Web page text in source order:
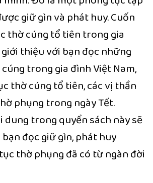
giữ gìn và phát huy. Cuốn
thờ cúng tổ tiên trong gia
thiệu với bạn đọc những
trong gia đình Việt Nam,
thờ cúng tổ tiên, các vị thần
phụng trong ngày Tết.
dung trong quyển sách này sẽ
đọc giữ gìn, phát huy
thờ phụng đã có từ ngàn đời